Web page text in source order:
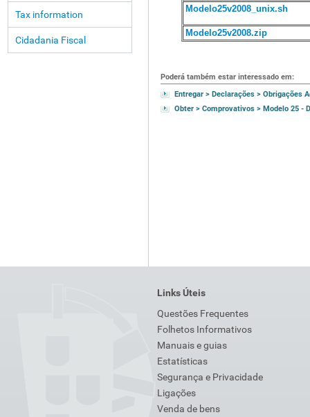
Tax information
Cidadania Fiscal
Modelo25v2008_unix.sh
Modelo25v2008.zip
Poderá também estar interessado em:
Entregar > Declarações > Obrigações
Obter > Comprovativos > Modelo 25 -
Links Úteis
Questões Frequentes
Folhetos Informativos
Manuais e guias
Estatísticas
Segurança e Privacidade
Ligações
Venda de bens